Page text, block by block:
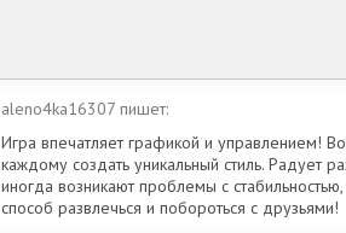
aleno4ka16307 пишет:
Игра впечатляет графикой и управлением!
каждому создать уникальный стиль. Радует
иногда возникают проблемы с
способ развлечься и побороться с друзьями!